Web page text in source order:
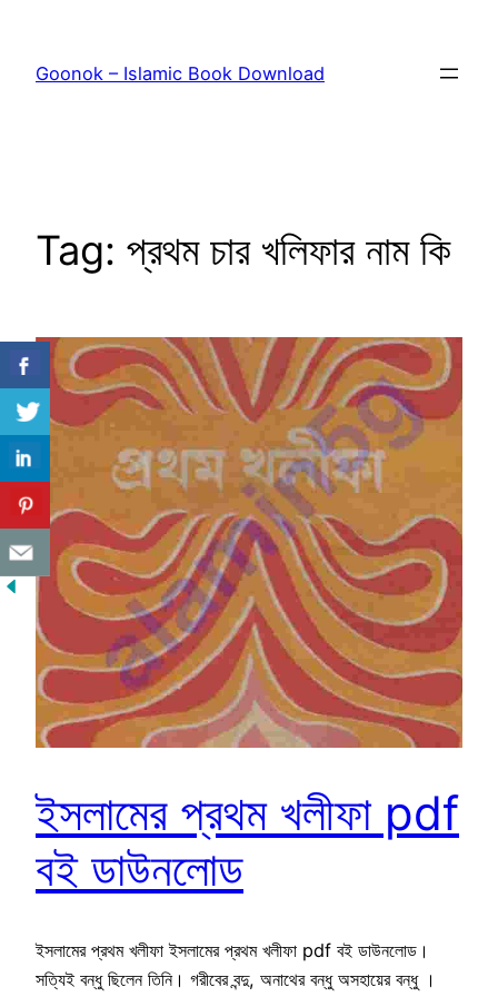
content
Goonok – Islamic Book Download
Tag: প্রথম চার খলিফার নাম কি
ইসলামের প্রথম খলীফা pdf
বই ডাউনলোড
ইসলামের প্রথম খলীফা ইসলামের প্রথম খলীফা pdf বই ডাউনলোড।
সত্যিই বন্ধু ছিলেন তিনি। গরীবের বন্দু, অনাথের বন্ধু অসহায়ের বন্ধু ।